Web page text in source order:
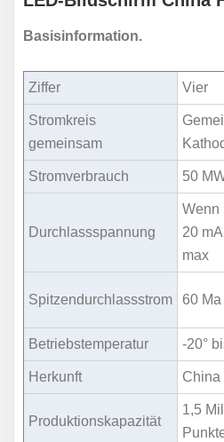
Basisinformation.
Ziffer Vier
Stromkreis
gemeinsam
Stromverbrauch 50
Durchlassspannung
Wenn
20
max
Spitzendurchlassstrom 60 Ma
Betriebstemperatur -20°
Herkunft China
Produktionskapazität
1,5